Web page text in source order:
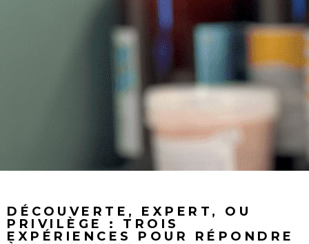
DÉCOUVERTE, EXPERT, OU
PRIVILÈGE : TROIS
EXPÉRIENCES POUR RÉPONDRE